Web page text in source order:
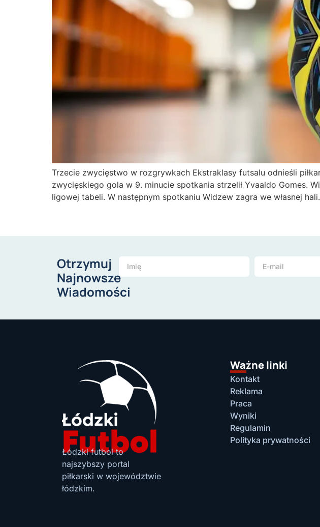
Trzecie zwycięstwo w rozgrywkach Ekstraklasy futsalu odnieśli
zwycięskiego gola w 9. minucie spotkania strzelił Yvaaldo Gomes.
ligowej tabeli. W następnym spotkaniu Widzew zagra we własnej
Otrzymuj
Najnowsze
Wiadomości
Łódzki futbol to
najszybszy portal
piłkarski w województwie
łódzkim.
Ważne linki
Kontakt
Reklama
Praca
Wyniki
Regulamin
Polityka prywatności